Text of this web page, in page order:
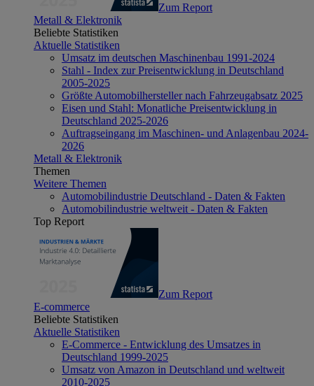
Zum Report
Metall & Elektronik
Beliebte Statistiken
Aktuelle Statistiken
Umsatz im deutschen Maschinenbau 1991-2024
Stahl - Index zur Preisentwicklung in Deutschland
2005-2025
Größte Automobilhersteller nach Fahrzeugabsatz 2025
Eisen und Stahl: Monatliche Preisentwicklung in
Deutschland 2025-2026
Auftragseingang im Maschinen- und Anlagenbau 2024-
2026
Metall & Elektronik
Themen
Weitere Themen
Automobilindustrie Deutschland - Daten & Fakten
Automobilindustrie weltweit - Daten & Fakten
Top Report
Zum Report
E-commerce
Beliebte Statistiken
Aktuelle Statistiken
E-Commerce - Entwicklung des Umsatzes in
Deutschland 1999-2025
Umsatz von Amazon in Deutschland und weltweit
2010-2025